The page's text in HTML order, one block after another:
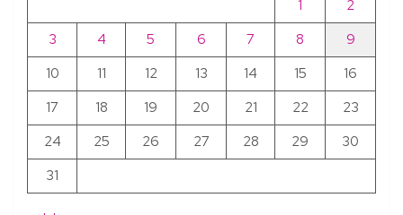
1
2
3
4 5 6 7 8
9
10
11 12 13 14 15
16
17
18 19 20 21 22
23
24
25 26 27 28 29
30
31